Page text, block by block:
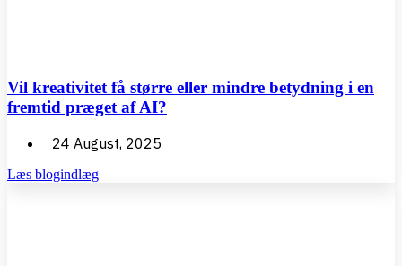
Vil kreativitet få større eller mindre betydning i en
fremtid præget af AI?
24 August, 2025
Læs blogindlæg